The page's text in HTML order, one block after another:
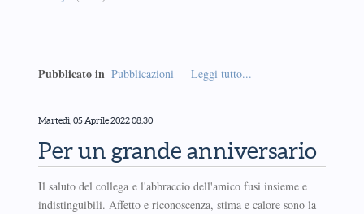
Pubblicato in Pubblicazioni Leggi tutto...
Martedì, 05 Aprile 2022 08:30
Per un grande anniversario
Il saluto del collega e l'abbraccio dell'amico fusi insieme e
indistinguibili. Affetto e riconoscenza, stima e calore sono la